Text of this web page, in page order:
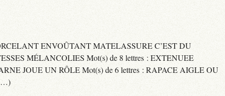
ENVOÛTANT MATELASSURE C’EST DU
MÉLANCOLIES Mot(s) de 8 lettres : EXTENUEE
JOUE UN RÔLE Mot(s) de 6 lettres : RAPACE AIGLE OU